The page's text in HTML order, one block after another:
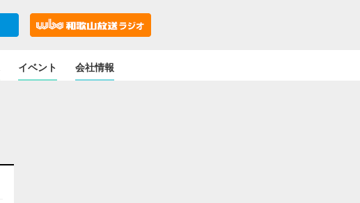
イベント 会社情報